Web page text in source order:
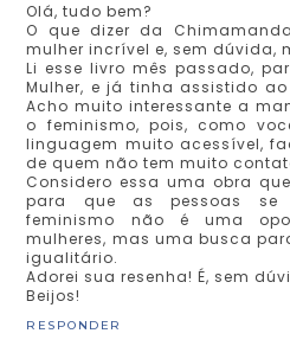
Olá, tudo bem?
O que dizer da
mulher incrível e, sem dúvida,
Li esse livro mês passado,
Mulher, e já tinha assistido
Acho muito interessante a
o feminismo, pois, como
linguagem muito acessível,
de quem não tem muito
Considero essa uma obra
para que as pessoas se
feminismo não é uma
mulheres, mas uma busca
igualitário.
Adorei sua resenha! É, sem
Beijos!
RESPONDER